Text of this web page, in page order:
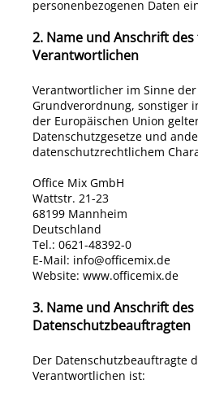
personenbezogenen Daten
2. Name und Anschrift
Verantwortlichen
Verantwortlicher im Sinne
Grundverordnung, sonstiger
der Europäischen Union
Datenschutzgesetze und
datenschutzrechtlichem
Office Mix GmbH
Wattstr. 21-23
68199 Mannheim
Deutschland
Tel.: 0621-48392-0
E-Mail: info@officemix.de
Website: www.officemix.de
3. Name und Anschrift des
Datenschutzbeauftragten
Der Datenschutzbeauftragte
Verantwortlichen ist: